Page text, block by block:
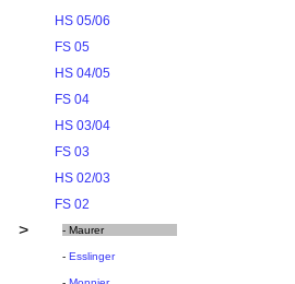
HS 05/06
FS 05
HS 04/05
FS 04
HS 03/04
FS 03
HS 02/03
FS 02
> - Maurer
- Esslinger